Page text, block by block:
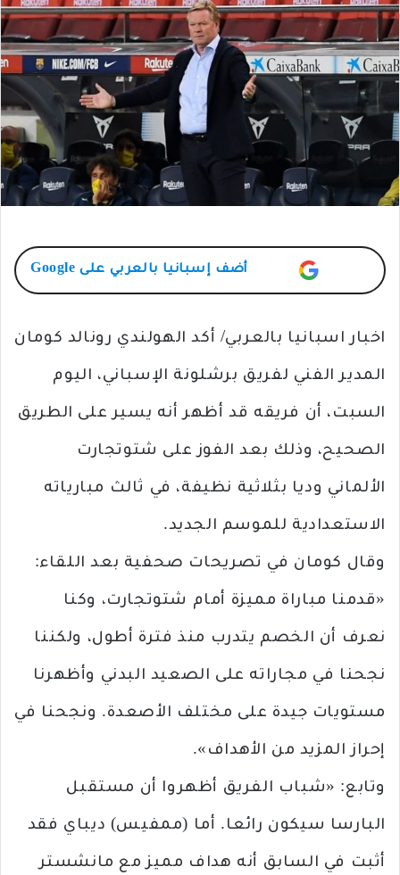
أضف إسبانيا بالعربي على Google
اخبار اسبانيا بالعربي/ أكد الهولندي رونالد كومان
المدير الفني لفريق برشلونة الإسباني، اليوم
السبت، أن فريقه قد أظهر أنه يسير على الطريق
الصحيح، وذلك بعد الفوز على شتوتجارت
الألماني وديا بثلاثية نظيفة، في ثالث مبارياته
الاستعدادية للموسم الجديد.
وقال كومان في تصريحات صحفية بعد اللقاء:
«قدمنا مباراة مميزة أمام شتوتجارت، وكنا
نعرف أن الخصم يتدرب منذ فترة أطول، ولكننا
نجحنا في مجاراته على الصعيد البدني وأظهرنا
مستويات جيدة على مختلف الأصعدة. ونجحنا في
إحراز المزيد من الأهداف».
وتابع: «شباب الفريق أظهروا أن مستقبل
البارسا سيكون رائعا. أما (ممفيس) ديباي فقد
أثبت في السابق أنه هداف مميز مع مانشستر